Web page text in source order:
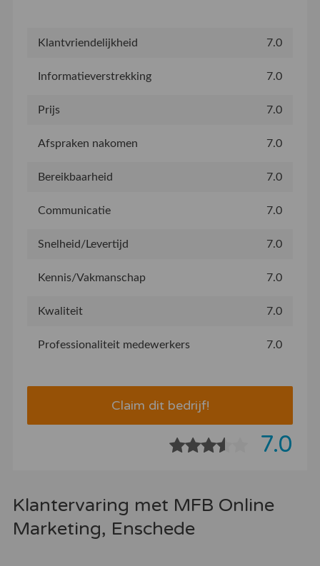
Klantvriendelijkheid 7.0
Informatieverstrekking 7.0
Prijs 7.0
Afspraken nakomen 7.0
Bereikbaarheid 7.0
Communicatie 7.0
Snelheid/Levertijd 7.0
Kennis/Vakmanschap 7.0
Kwaliteit 7.0
Professionaliteit medewerkers 7.0
Claim dit bedrijf!
7.0
Klantervaring met MFB Online
Marketing, Enschede